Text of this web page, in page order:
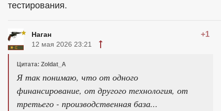
тестирования.
Наган +1
12 мая 2026 23:21
Цитата: Zoldat_A
Я так понимаю, что от одного
финансирование, от другого технология, от
третьего - производственная база...